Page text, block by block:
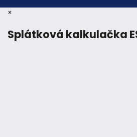
×
Splátková kalkulačka